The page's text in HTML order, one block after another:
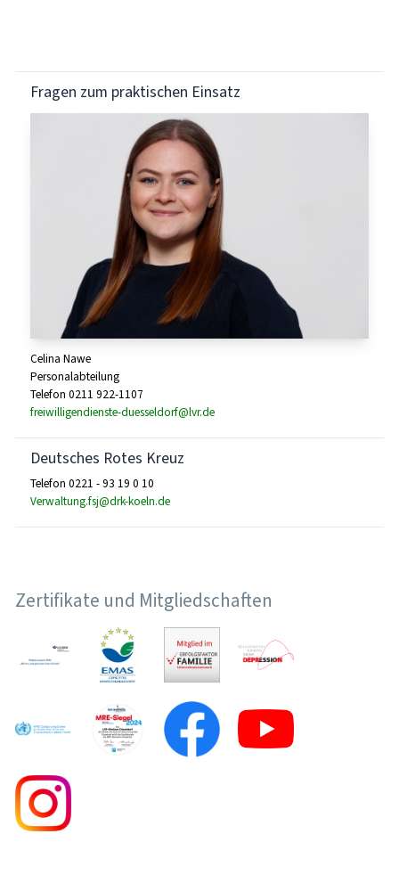
Fragen zum praktischen Einsatz
Celina Nawe
Personalabteilung
Telefon 0211 922-1107
freiwilligendienste-duesseldorf@lvr.de
Deutsches Rotes Kreuz
Telefon 0221 - 93 19 0 10
Verwaltung.fsj@drk-koeln.de
Zertifikate und Mitgliedschaften